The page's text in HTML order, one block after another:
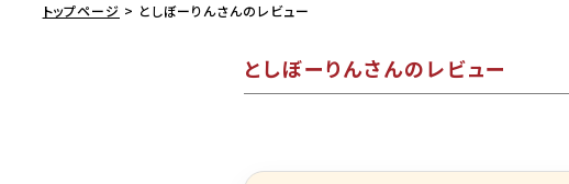
トップページ としぼーりんさんのレビュー
としぼーりんさんのレビュー